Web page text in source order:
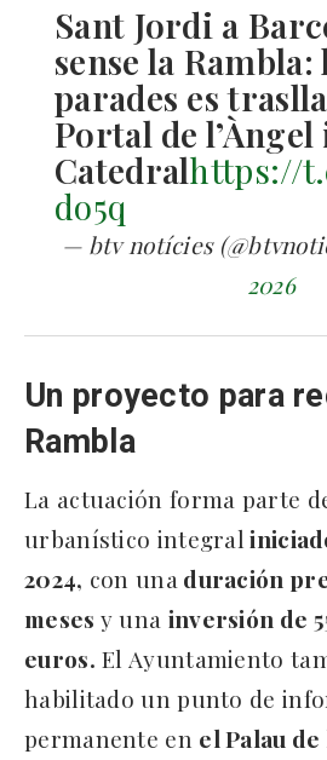
Sant Jordi a
sense la Rambla:
parades es
Portal de l’Àngel
Catedralhttps://
do5q
— btv notícies
2026
Un proyecto para
Rambla
La actuación forma parte
urbanístico integral
2024, con una duración
meses y una inversión de
euros. El Ayuntamiento
habilitado un punto de
permanente en el Palau